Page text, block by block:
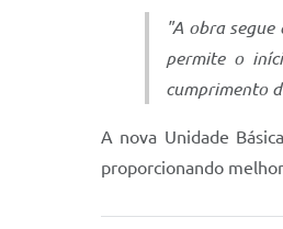
"A obra
permite o
cumprimento
A nova Unidade
proporcionando